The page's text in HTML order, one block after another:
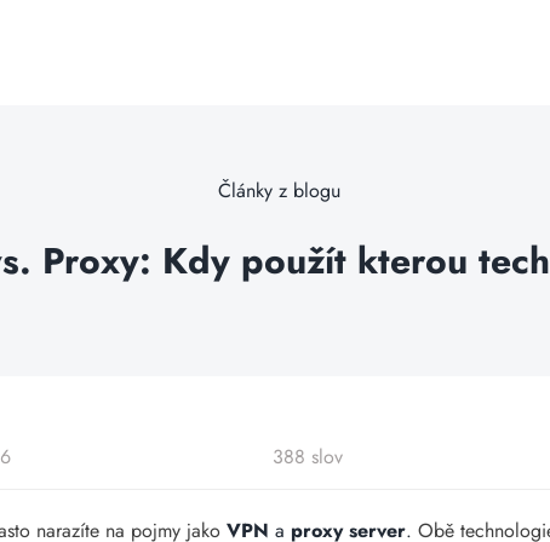
Články z blogu
Proxy: Kdy použít kterou
388 slov
narazíte na pojmy jakoVPN a proxy server. Obě